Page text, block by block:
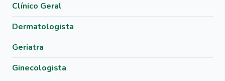
Clínico Geral
Dermatologista
Geriatra
Ginecologista